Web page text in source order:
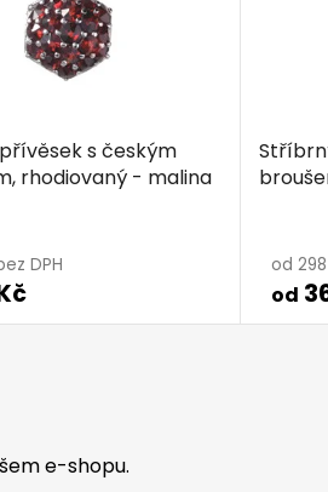
s českým
rhodiovaný - malina
DPH od
od
e-shopu.